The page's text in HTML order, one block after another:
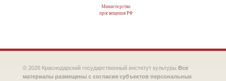
Министерство
просвещения РФ
© 2026 Краснодарский государственный институт культуры Все
материалы размещены с согласия субъектов персональных